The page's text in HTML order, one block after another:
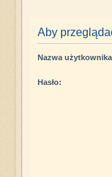
Aby
Nazwa
Hasło: